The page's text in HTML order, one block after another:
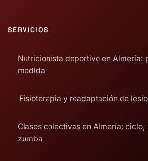
SERVICIOS
Nutricionista deportivo en Almería:
medida
Fisioterapia y readaptación de
Clases colectivas en Almería: ciclo,
zumba